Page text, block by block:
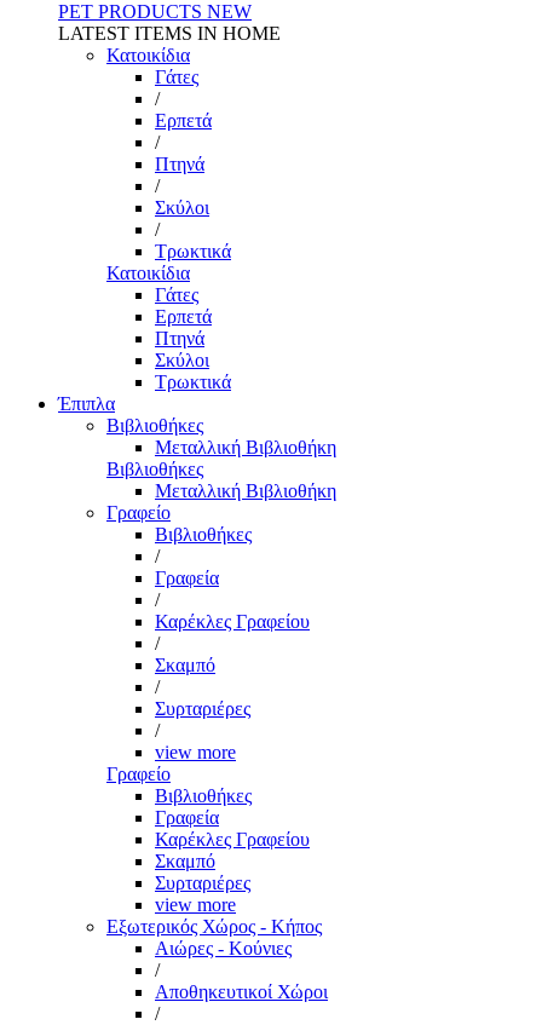
PET PRODUCTS NEW
LATEST ITEMS IN HOME
Κατοικίδια
Γάτες
/
Ερπετά
/
Πτηνά
/
Σκύλοι
/
Τρωκτικά
Κατοικίδια
Γάτες
Ερπετά
Πτηνά
Σκύλοι
Τρωκτικά
Έπιπλα
Βιβλιοθήκες
Μεταλλική Βιβλιοθήκη
Βιβλιοθήκες
Μεταλλική Βιβλιοθήκη
Γραφείο
Βιβλιοθήκες
/
Γραφεία
/
Καρέκλες Γραφείου
/
Σκαμπό
/
Συρταριέρες
/
view more
Γραφείο
Βιβλιοθήκες
Γραφεία
Καρέκλες Γραφείου
Σκαμπό
Συρταριέρες
view more
Εξωτερικός Χώρος - Κήπος
Αιώρες - Κούνιες
/
Αποθηκευτικοί Χώροι
/